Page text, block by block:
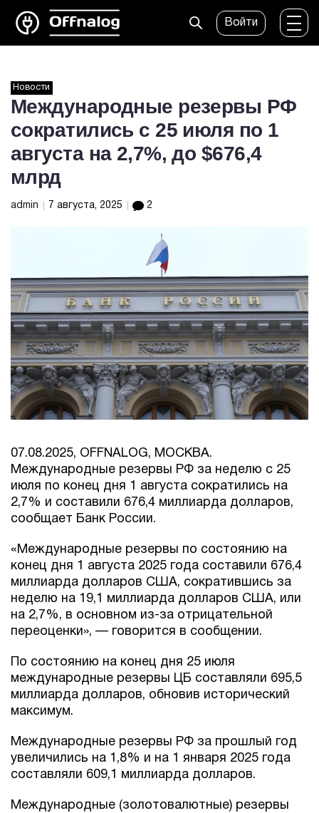
Войти
Новости
Международные резервы РФ
сократились с 25 июля по 1
августа на 2,7%, до $676,4
млрд
admin 7 августа, 2025 2
07.08.2025, OFFNALOG, МОСКВА.
Международные резервы РФ за неделю с 25
июля по конец дня 1 августа сократились на
2,7% и составили 676,4 миллиарда долларов,
сообщает Банк России.
«Международные резервы по состоянию на
конец дня 1 августа 2025 года составили 676,4
миллиарда долларов США, сократившись за
неделю на 19,1 миллиарда долларов США, или
на 2,7%, в основном из-за отрицательной
переоценки», — говорится в сообщении.
По состоянию на конец дня 25 июля
международные резервы ЦБ составляли 695,5
миллиарда долларов, обновив исторический
максимум.
Международные резервы РФ за прошлый год
увеличились на 1,8% и на 1 января 2025 года
составляли 609,1 миллиарда долларов.
Международные (золотовалютные) резервы